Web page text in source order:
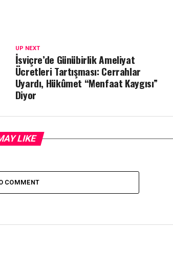
UP NEXT
İsviçre’de Günübirlik Ameliyat
Ücretleri Tartışması: Cerrahlar
Uyardı, Hükûmet “Menfaat Kaygısı”
Diyor
LIKE
COMMENT